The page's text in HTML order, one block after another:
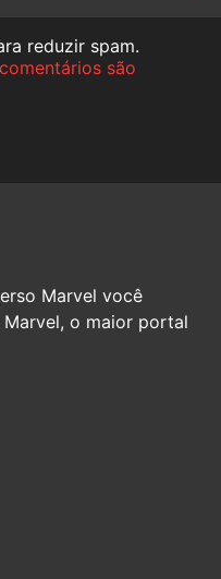
reduzir spam.
são
Marvel você
o maior portal